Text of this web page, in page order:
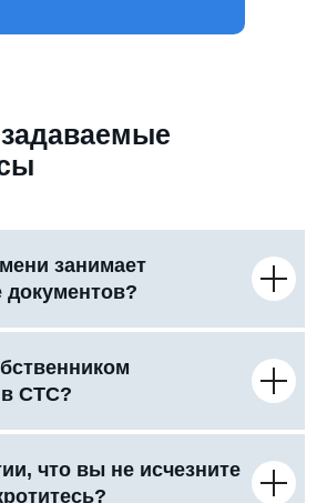
занимает
СТС?
что вы не исчезните